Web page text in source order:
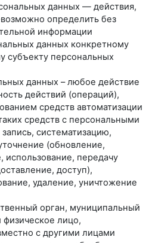
данных — действия,
определить без
информации
данных конкретному
субъекту персональных
данных – любое действие
действий (операций),
средств автоматизации
средств с персональными
систематизацию,
(обновление,
использование, передачу
доступ),
удаление, уничтожение
орган, муниципальный
лицо,
с другими лицами